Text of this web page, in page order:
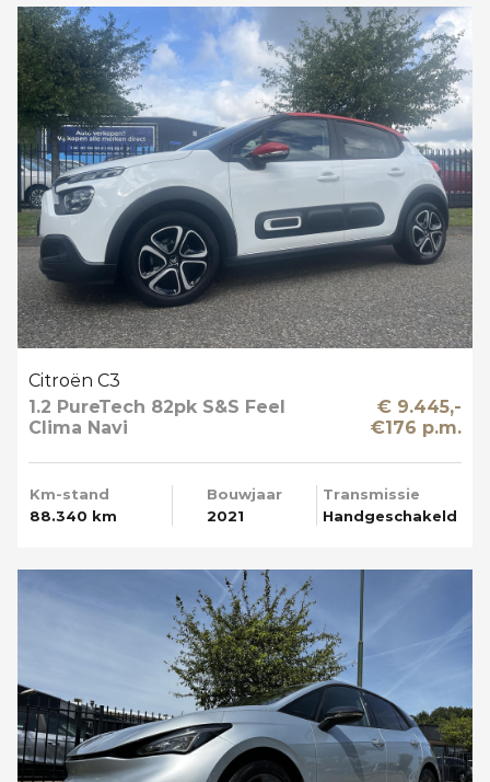
Citroën C3
1.2 PureTech 82pk S&S Feel
Clima Navi
€ 9.445,-
€176 p.m.
Km-stand
88.340 km
Bouwjaar
2021
Transmissie
Handgeschakeld